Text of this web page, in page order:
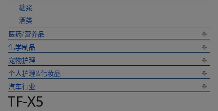
糖浆
酒类
医药/营养品
化学制品
宠物护理
个人护理&化妆品
汽车行业
TF-X5